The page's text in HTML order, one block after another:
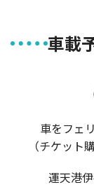
車載
車をフェ
（チケット
運天港